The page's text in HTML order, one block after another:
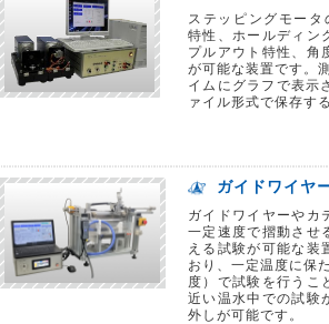
詳しくは こちらから！
小サイズ基板の機能検査に
小サイズ基板の機能検査用フィク
取り付けに対応した『小型エアプレ
ボタン操作でプレスが可動しますが、PC制
エリアセンサ、合格スタンプなどオプ
詳しくはこちら から！
ステッピングモー
特性、ホールディン
プルアウト特性、角
が可能な装置です。
イムにグラフで表示
ァイル形式で保存す
ガイドワイヤ
ガイドワイヤーやカ
一定速度で摺動させ
える試験が可能な装
おり、一定温度に保
度）で試験を行うこ
近い温水中での試験
外しが可能です。